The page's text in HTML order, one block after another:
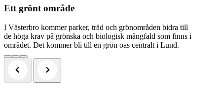
Ett grönt område
I Västerbro kommer parker, träd och grönområden bidra till
de höga krav på grönska och biologisk mångfald som finns i
området. Det kommer bli till en grön oas centralt i Lund.